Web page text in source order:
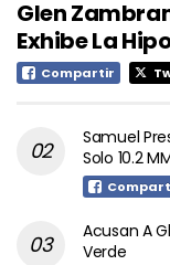
Glen
Exhibe La
Compartir
Samuel
Solo 10.2
Acusan A
Verde